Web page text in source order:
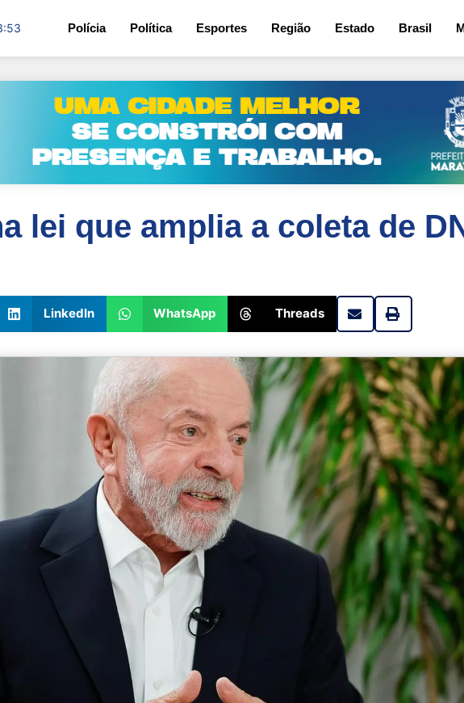
Polícia Política Esportes Região Estado Brasil
lei que amplia a coleta de
LinkedIn WhatsApp Threads